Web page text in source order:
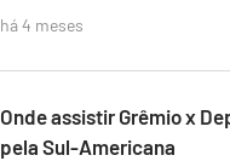
há 4 meses
Onde assistir Grêmio x
pela Sul-Americana